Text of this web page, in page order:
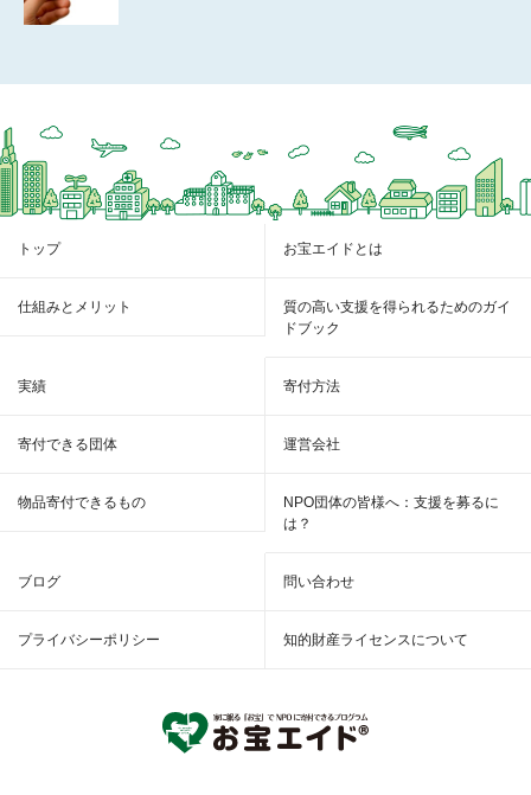
トップ お宝エイドとは
仕組みとメリット
質の高い支援を得られるためのガイ
ドブック
実績 寄付方法
寄付できる団体 運営会社
物品寄付できるもの
NPO団体の皆様へ：支援を募るに
は？
ブログ 問い合わせ
プライバシーポリシー 知的財産ライセンスについて